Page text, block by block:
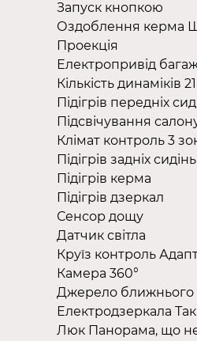
Запуск кнопкою
Оздоблення керма
Проекція
Електропривід
Кількість динаміків 21
Підігрів передніх
Підсвічування
Клімат контроль 3
Підігрів задніх сидінь
Підігрів керма
Підігрів дзеркал
Сенсор дощу
Датчик світла
Круїз контроль
Камера 360°
Джерело ближнього
Електродзеркала
Люк Панорама, що не